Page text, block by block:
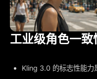
工业级角色一致
Kling 3.0 的标志性能力